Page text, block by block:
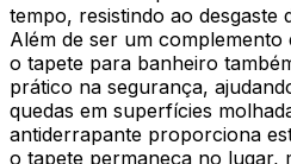
tempo, resistindo ao desgaste
Além de ser um
o tapete para banheiro
prático na segurança,
quedas em superfícies
antiderrapante proporciona
o tapete permaneça no lugar,